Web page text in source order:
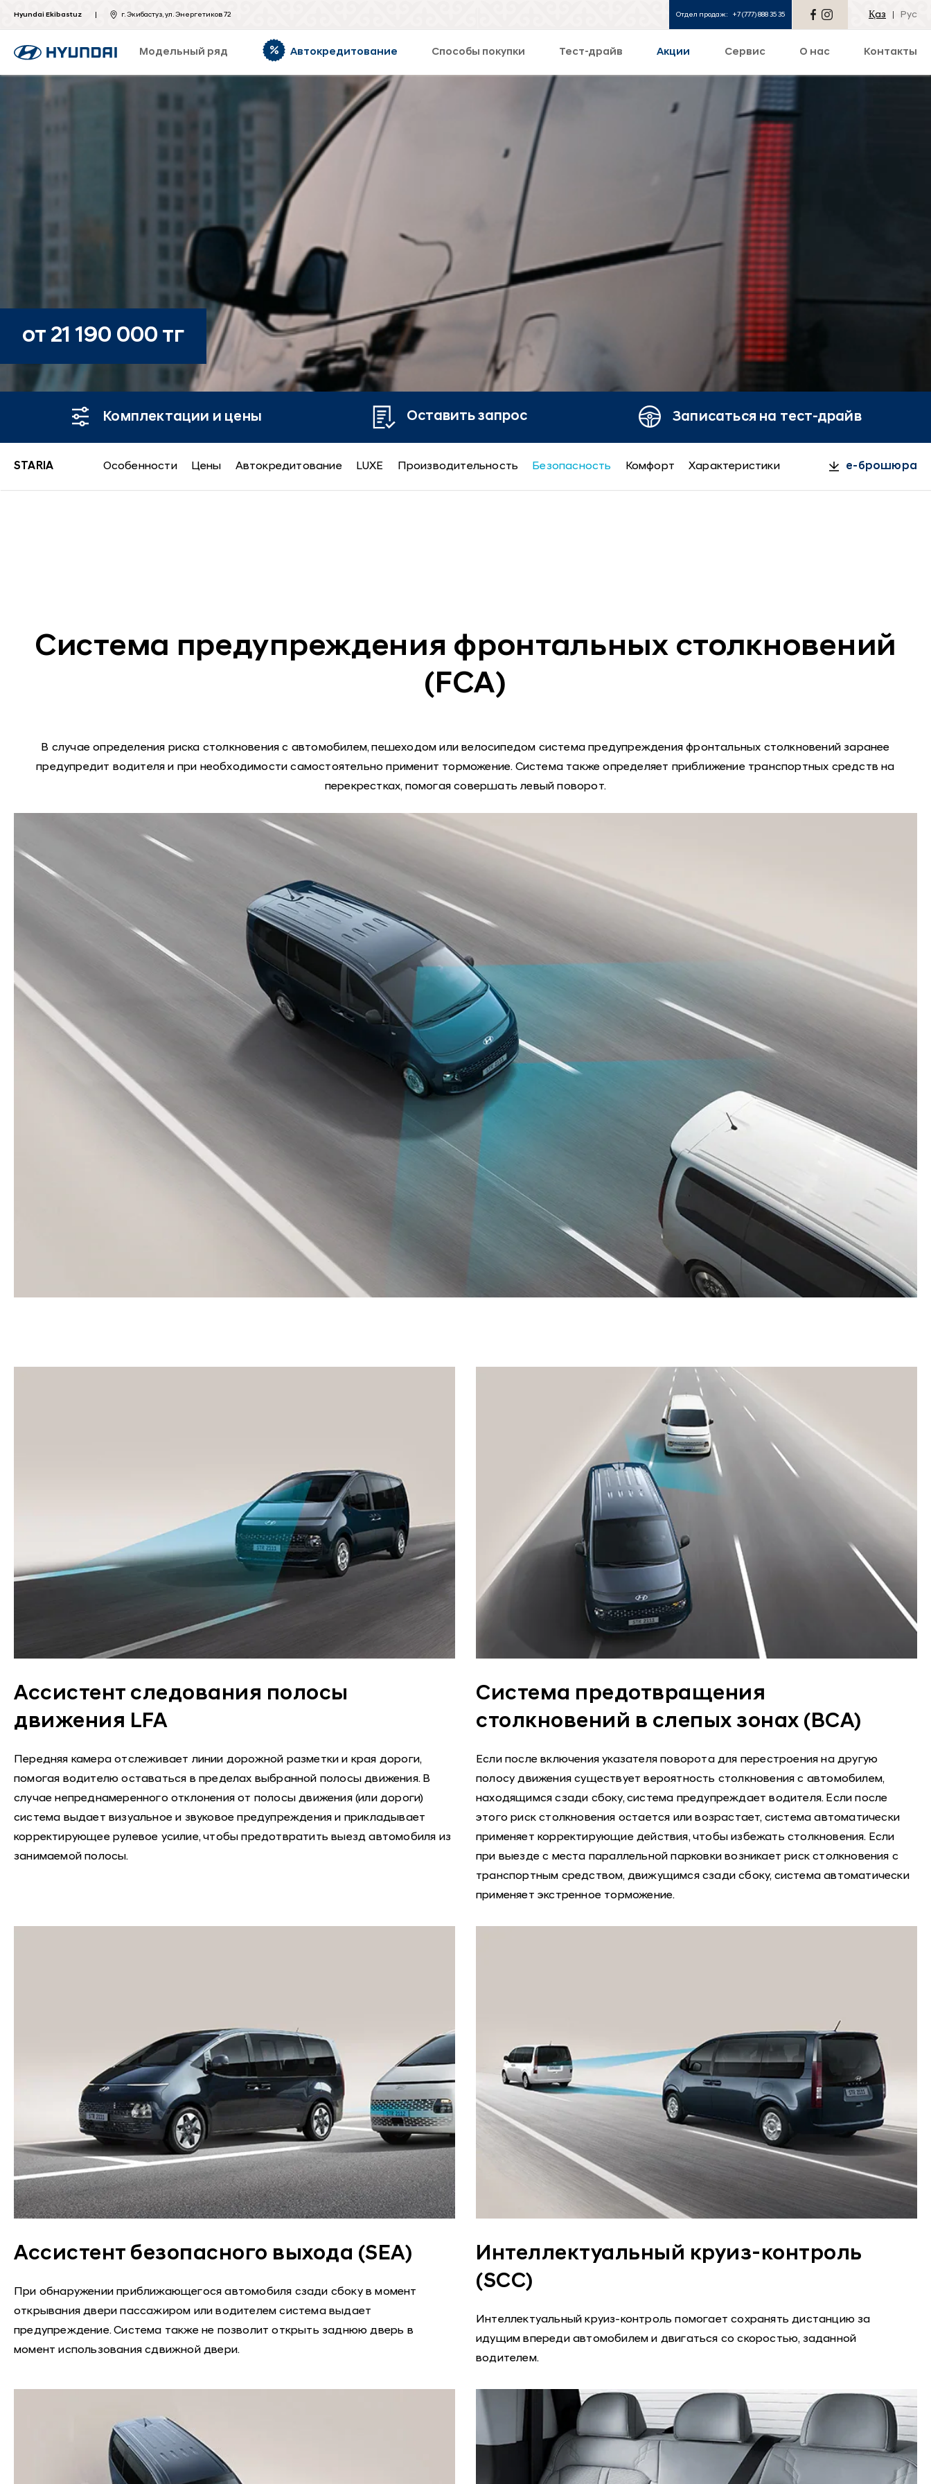
Hyundai Ekibastuz г. Экибастуз, ул. Энергетиков 72 Отдел продаж: +7 (777) 888 35 35 Қаз Рус
Модельный ряд Автокредитование Способы покупки Тест-драйв Акции Сервис О нас Контакты
Безопасность Hyundai Staria
от 21 190 000 тг
Комплектации и цены Оставить запрос Записаться на тест-драйв
STARIA Особенности Цены Автокредитование LUXE Производительность Безопасность Комфорт Характеристики e-брошюра
Система предупреждения фронтальных столкновений
(FCA)
В случае определения риска столкновения с автомобилем, пешеходом или велосипедом система предупреждения фронтальных столкновений заранее
предупредит водителя и при необходимости самостоятельно применит торможение. Система также определяет приближение транспортных средств на
перекрестках, помогая совершать левый поворот.
Ассистент следования полосы
движения LFA
Передняя камера отслеживает линии дорожной разметки и края дороги,
помогая водителю оставаться в пределах выбранной полосы движения. В
случае непреднамеренного отклонения от полосы движения (или дороги)
система выдает визуальное и звуковое предупреждения и прикладывает
корректирующее рулевое усилие, чтобы предотвратить выезд автомобиля из
занимаемой полосы.
Система предотвращения
столкновений в слепых зонах (BCA)
Если после включения указателя поворота для перестроения на другую
полосу движения существует вероятность столкновения с автомобилем,
находящимся сзади сбоку, система предупреждает водителя. Если после
этого риск столкновения остается или возрастает, система автоматически
применяет корректирующие действия, чтобы избежать столкновения. Если
при выезде с места параллельной парковки возникает риск столкновения с
транспортным средством, движущимся сзади сбоку, система автоматически
применяет экстренное торможение.
Ассистент безопасного выхода (SEA)
При обнаружении приближающегося автомобиля сзади сбоку в момент
открывания двери пассажиром или водителем система выдает
предупреждение. Система также не позволит открыть заднюю дверь в
момент использования сдвижной двери.
Интеллектуальный круиз-контроль
(SCC)
Интеллектуальный круиз-контроль помогает сохранять дистанцию за
идущим впереди автомобилем и двигаться со скоростью, заданной
водителем.